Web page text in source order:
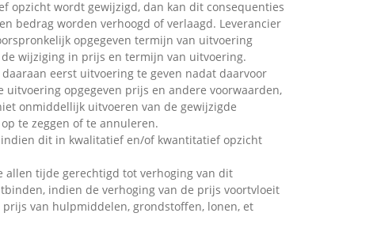
opzicht wordt gewijzigd, dan kan dit consequenties
bedrag worden verhoogd of verlaagd. Leverancier
opgegeven termijn van uitvoering
wijziging in prijs en termijn van uitvoering.
eerst uitvoering te geven nadat daarvoor
uitvoering opgegeven prijs en andere voorwaarden,
onmiddellijk uitvoeren van de gewijzigde
te zeggen of te annuleren.
indien dit in kwalitatief en/of kwantitatief opzicht
allen tijde gerechtigd tot verhoging van dit
indien de verhoging van de prijs voortvloeit
van hulpmiddelen, grondstoffen, lonen, et